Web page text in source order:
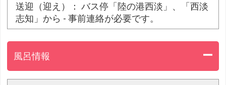
送迎（迎え）： バス停「陸の港西淡」、「西淡
志知」から - 事前連絡が必要です。
風呂情報